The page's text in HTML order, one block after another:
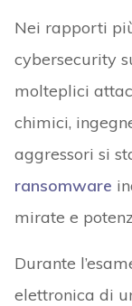
Nei rapporti
cybersecurity
molteplici
chimici,
aggressori si
ransomware
mirate e
Durante
elettronica di